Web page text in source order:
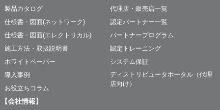
製品カタログ
仕様書・図面(ネットワーク)
仕様書・図面(エレクトリカル)
施工方法・取扱説明書
ホワイトペーパー
導入事例
お役立ちコラム
代理店・販売店一覧
認定パートナー一覧
パートナープログラム
認定トレーニング
システム保証
ディストリビュータポータル（代理
店向け）
【会社情報】